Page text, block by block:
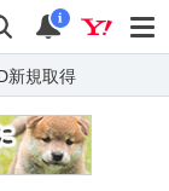
検索 通知
i
新規取得